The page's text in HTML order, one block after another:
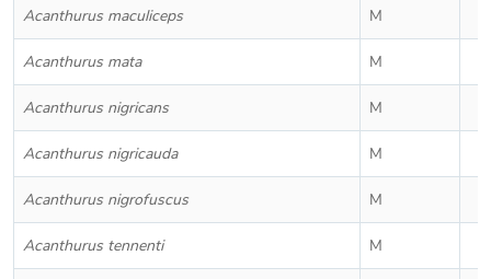
Acanthurus maculiceps M
Acanthurus mata M
Acanthurus nigricans M
Acanthurus nigricauda M
Acanthurus nigrofuscus M
Acanthurus tennenti M